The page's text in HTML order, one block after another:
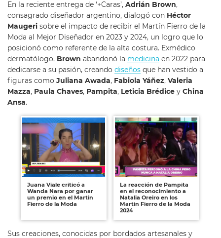
En la reciente entrega de ‘+Caras’, Adrián Brown,
consagrado diseñador argentino, dialogó con Héctor
Maugeri sobre el impacto de recibir el Martín Fierro de la
Moda al Mejor Diseñador en 2023 y 2024, un logro que lo
posicionó como referente de la alta costura. Exmédico
dermatólogo, Brown abandonó la medicina en 2022 para
dedicarse a su pasión, creando diseños que han vestido a
figuras como Juliana Awada, Fabiola Yáñez, Valeria
Mazza, Paula Chaves, Pampita, Leticia Brédice y China
Ansa.
Juana Viale criticó a
Wanda Nara por ganar
un premio en el Martin
Fierro de la Moda
La reacción de Pampita
en el reconocimiento a
Natalia Oreiro en los
Martin Fierro de la Moda
2024
Sus creaciones, conocidas por bordados artesanales y